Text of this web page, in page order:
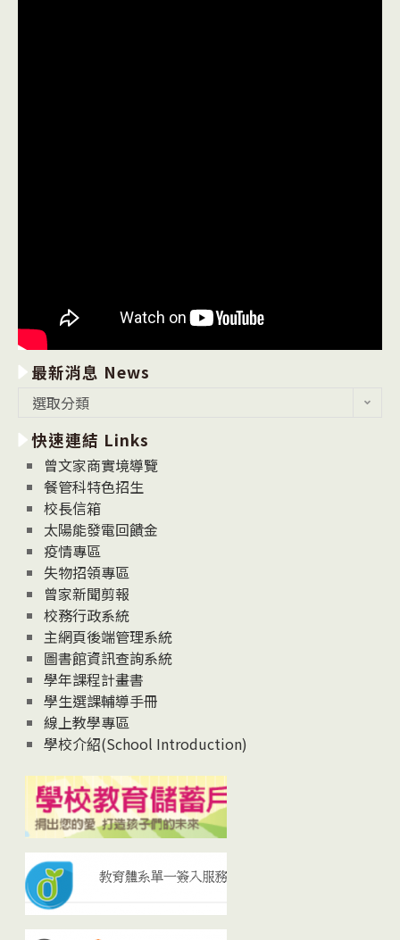
最新消息 News
消
息
News
選取分類
快速連結 Links
曾文家商實境導覽
餐管科特色招生
校長信箱
太陽能發電回饋金
疫情專區
失物招領專區
曾家新聞剪報
校務行政系統
主網頁後端管理系統
圖書館資訊查詢系統
學年課程計畫書
學生選課輔導手冊
線上教學專區
學校介紹(School Introduction)